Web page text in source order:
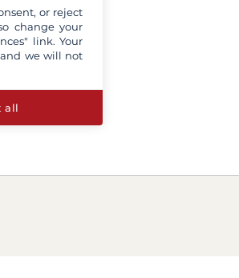
or reject
change your
link. Your
we will not
all